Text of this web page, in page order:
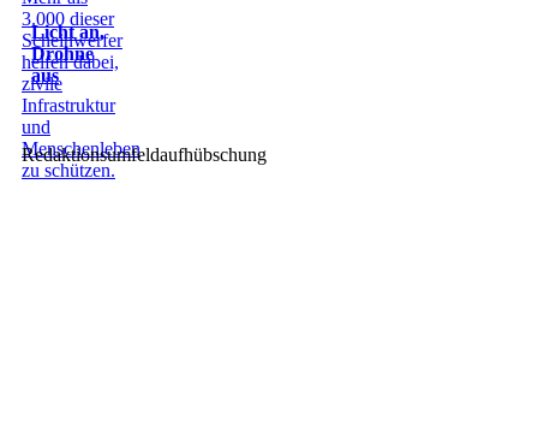
Licht an,
Drohne
aus
Redaktionsumfeldaufhübschung